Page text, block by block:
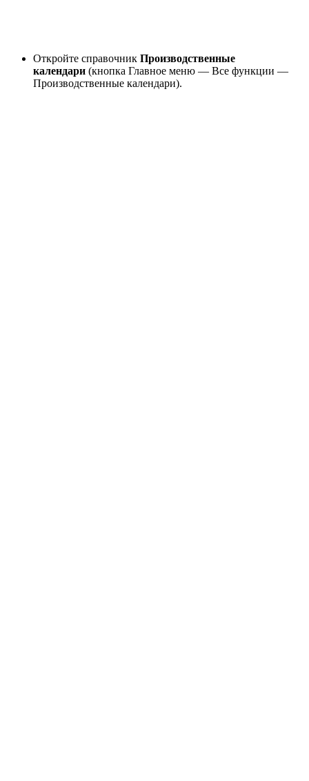
Откройте справочник Производственные
календари (кнопка Главное меню — Все функции —
Производственные календари).